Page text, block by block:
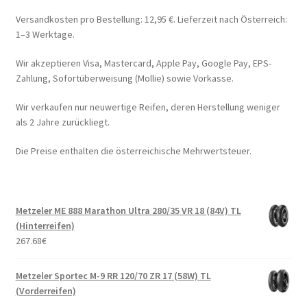
Versandkosten pro Bestellung: 12,95 €. Lieferzeit nach Österreich:
1–3 Werktage.
Wir akzeptieren Visa, Mastercard, Apple Pay, Google Pay, EPS-
Zahlung, Sofortüberweisung (Mollie) sowie Vorkasse.
Wir verkaufen nur neuwertige Reifen, deren Herstellung weniger
als 2 Jahre zurückliegt.
Die Preise enthalten die österreichische Mehrwertsteuer.
Metzeler ME 888 Marathon Ultra 280/35 VR 18 (84V) TL
(Hinterreifen)
267.68€
Metzeler Sportec M-9 RR 120/70 ZR 17 (58W) TL
(Vorderreifen)